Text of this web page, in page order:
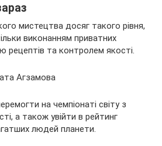
мистецтва досяг такого рівня,
виконанням приватних
рецептів та контролем якості.
Агзамова
на чемпіонаті світу з
а також увійти в рейтинг
людей планети.